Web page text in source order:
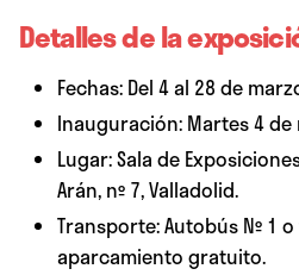
Detalles de la
Fechas: Del 4 al 28 de
Inauguración: Martes 4 de
Lugar: Sala de Exposiciones
Arán, nº 7, Valladolid.
Transporte: Autobús Nº 1
aparcamiento gratuito.